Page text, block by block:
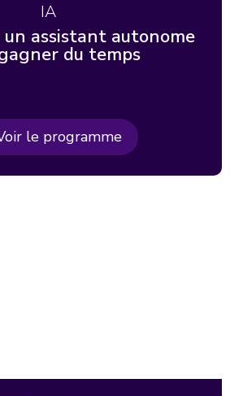
IA
assistant autonome
du temps
le programme